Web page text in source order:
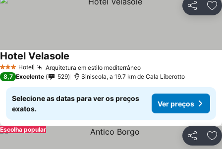
Partilhar
3 EstrelasHotel Arquitetura em estilo mediterrâneo
Hotel Velasole
8,7 Excelente 529 Siniscola, a 19.7 km de Cala Liberotto
Selecione as datas para ver os preços
exatos.
Ver preços
Partilhar
Escolha popular